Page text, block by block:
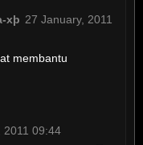
xþ 27 January, 2011
membantu
2011 09:44